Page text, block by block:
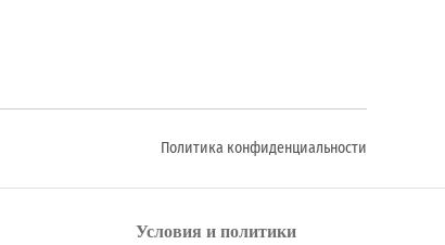
Политика конфиденциальности
Условия и политики